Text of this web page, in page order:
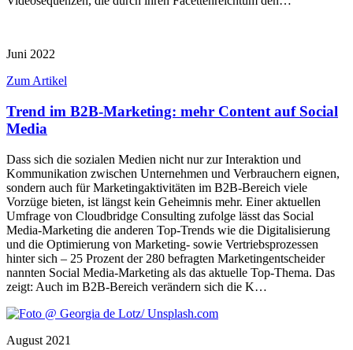
Juni 2022
Zum Artikel
Trend im B2B-Marketing: mehr Content auf Social
Media
Dass sich die sozialen Medien nicht nur zur Interaktion und
Kommunikation zwischen Unternehmen und Verbrauchern eignen,
sondern auch für Marketingaktivitäten im B2B-Bereich viele
Vorzüge bieten, ist längst kein Geheimnis mehr. Einer aktuellen
Umfrage von Cloudbridge Consulting zufolge lässt das Social
Media-Marketing die anderen Top-Trends wie die Digitalisierung
und die Optimierung von Marketing- sowie Vertriebsprozessen
hinter sich – 25 Prozent der 280 befragten Marketingentscheider
nannten Social Media-Marketing als das aktuelle Top-Thema. Das
zeigt: Auch im B2B-Bereich verändern sich die K…
August 2021